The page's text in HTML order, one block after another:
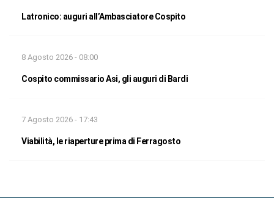
Latronico: auguri all’Ambasciatore Cospito
8 Agosto 2026 - 08:00
Cospito commissario Asi, gli auguri di Bardi
7 Agosto 2026 - 17:43
Viabilità, le riaperture prima di Ferragosto